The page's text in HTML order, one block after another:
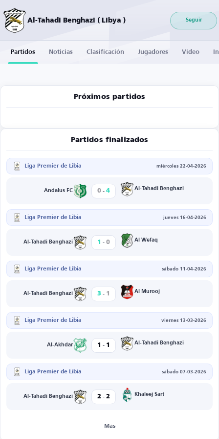
Al-Tahadi Benghazi ( Libya ) Seguir
Partidos Noticias Clasificación Jugadores Vídeo
Próximos partidos
Partidos finalizados
Liga Premier de Libia miércoles 22-04-2026
Andalus FC 0 - 4 Al-Tahadi Benghazi
Liga Premier de Libia jueves 16-04-2026
Al-Tahadi Benghazi 1 - 0 Al Wefaq
Liga Premier de Libia sábado 11-04-2026
Al-Tahadi Benghazi 3 - 1 Al Murooj
Liga Premier de Libia viernes 13-03-2026
Al-Akhdar 1 - 1 Al-Tahadi Benghazi
Liga Premier de Libia sábado 07-03-2026
Al-Tahadi Benghazi 2 - 2 Khaleej Sart
Más